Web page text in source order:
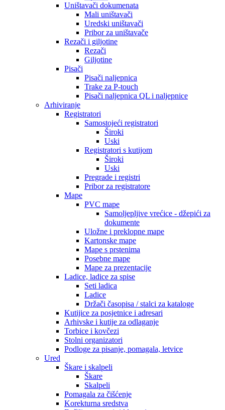
Uništavači dokumenata
Mali uništavači
Uredski uništavači
Pribor za uništavače
Rezači i giljotine
Rezači
Giljotine
Pisači
Pisači naljepnica
Trake za P-touch
Pisači naljepnica QL i naljepnice
Arhiviranje
Registratori
Samostojeći registratori
Široki
Uski
Registratori s kutijom
Široki
Uski
Pregrade i registri
Pribor za registratore
Mape
PVC mape
Samoljepljive vrećice - džepići za
dokumente
Uložne i preklopne mape
Kartonske mape
Mape s prstenima
Posebne mape
Mape za prezentacije
Ladice, ladice za spise
Seti ladica
Ladice
Držači časopisa / stalci za kataloge
Kutijice za posjetnice i adresari
Arhivske i kutije za odlaganje
Torbice i kovčezi
Stolni organizatori
Podloge za pisanje, pomagala, letvice
Ured
Škare i skalpeli
Škare
Skalpeli
Pomagala za čišćenje
Korekturna sredstva